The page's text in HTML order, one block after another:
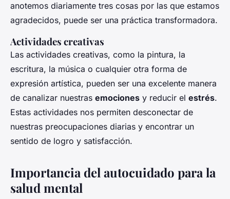
anotemos diariamente tres cosas por las que estamos
agradecidos, puede ser una práctica transformadora.
Actividades creativas
Las actividades creativas, como la pintura, la
escritura, la música o cualquier otra forma de
expresión artística, pueden ser una excelente manera
de canalizar nuestras emociones y reducir el estrés.
Estas actividades nos permiten desconectar de
nuestras preocupaciones diarias y encontrar un
sentido de logro y satisfacción.
Importancia del autocuidado para la
salud mental